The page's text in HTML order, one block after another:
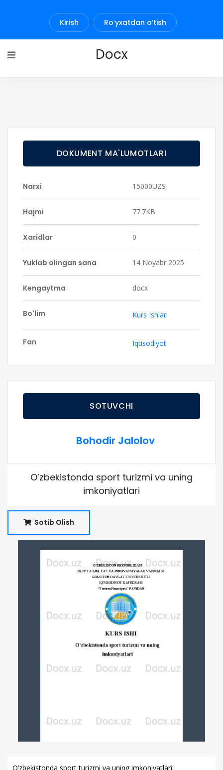
Kirish Roʻyxatdan oʻtish
Docx
DOKUMENT MA'LUMOTLARI
Narxi 15000UZS
Hajmi 77.7KB
Xaridlar 0
Yuklab olingan sana 14 Noyabr 2025
Kengaytma docx
Bo'lim Kurs Ishlari
Fan Iqtisodiyot
SOTUVCHI
Bohodir Jalolov
O’zbekistonda sport turizmi va uning
imkoniyatlari
Sotib Olish
O’zbekistonda sport turizmi va uning imkoniyatlari